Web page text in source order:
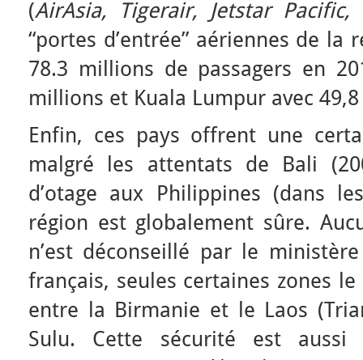
(AirAsia, Tigerair, Jetstar Pacific,
“portes d’entrée” aériennes de la
78.3 millions de passagers en
millions et Kuala Lumpur avec
Enfin, ces pays offrent une
malgré les attentats de Bali
d’otage aux Philippines (dans
région est globalement sûre.
n’est déconseillé par le
français, seules certaines zones
entre la Birmanie et le Laos
Sulu. Cette sécurité est